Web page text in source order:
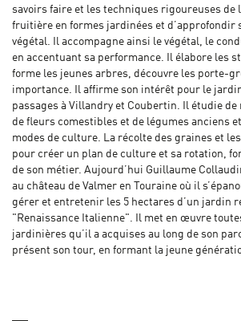
savoirs faire et les techniques rigoureuses de
fruitière en formes jardinées et d’approfondir
végétal. Il accompagne ainsi le végétal, le
en accentuant sa performance. Il élabore les
forme les jeunes arbres, découvre les porte-
importance. Il affirme son intérêt pour le
passages à Villandry et Coubertin. Il étudie
de fleurs comestibles et de légumes anciens
modes de culture. La récolte des graines et
pour créer un plan de culture et sa rotation,
de son métier. Aujourd’hui Guillaume
au château de Valmer en Touraine où il
gérer et entretenir les 5 hectares d’un jardin
"Renaissance Italienne". Il met en œuvre
jardinières qu’il a acquises au long de son
présent son tour, en formant la jeune